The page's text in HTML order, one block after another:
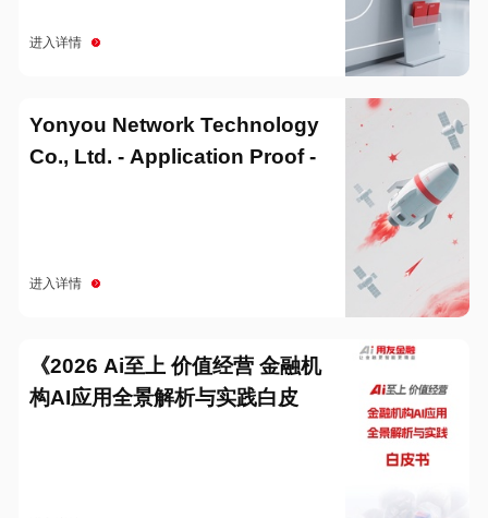
进入详情
Yonyou Network Technology
Co., Ltd. - Application Proof -
进入详情
《2026 Ai至上 价值经营 金融机
构AI应用全景解析与实践白皮